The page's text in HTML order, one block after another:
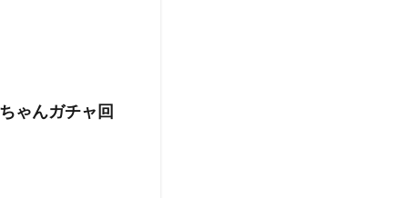
ゃんガチャ回